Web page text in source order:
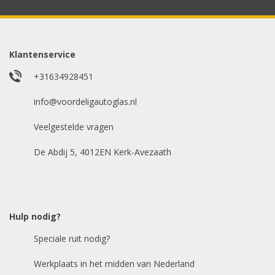
Model auto
E-mailadres *
Klantenservice
+31634928451
info@voordeligautoglas.nl
Veelgestelde vragen
De Abdij 5, 4012EN Kerk-Avezaath
Hulp nodig?
Speciale ruit nodig?
Werkplaats in het midden van Nederland